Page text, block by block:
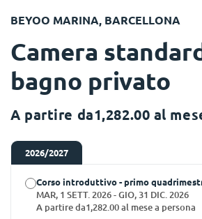
Chinese
Español
Català
Italian
Seleziona una residenza
Accedi
BEYOO MARINA, BARCELLONA
Camera
bagno privato
A partire da1,282.00 al
2026/2027
Corso introduttivo - primo
MAR, 1 SETT. 2026 - GIO, 31 DIC. 2026
A partire da1,282.00 al mese a persona